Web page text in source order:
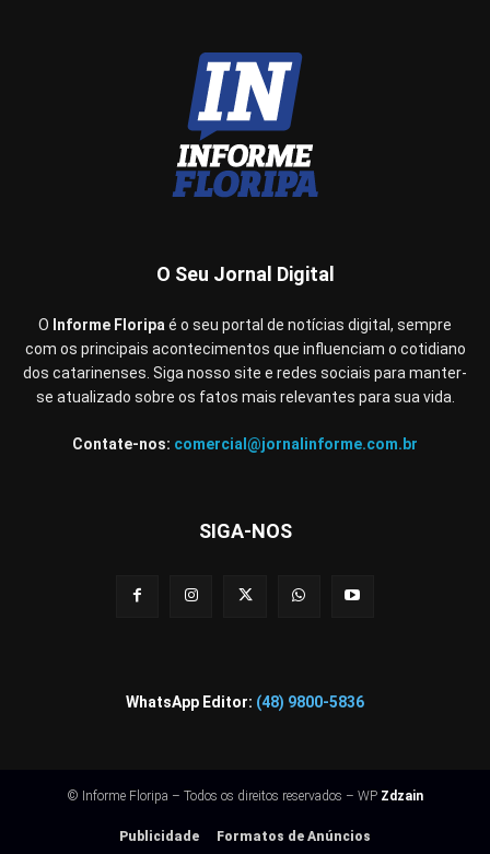
O Seu Jornal Digital
O Informe Floripa é o seu portal de notícias digital, sempre
com os principais acontecimentos que influenciam o cotidiano
dos catarinenses. Siga nosso site e redes sociais para manter-
se atualizado sobre os fatos mais relevantes para sua vida.
Contate-nos: comercial@jornalinforme.com.br
SIGA-NOS
WhatsApp Editor: (48) 9800-5836
© Informe Floripa – Todos os direitos reservados – WP Zdzain
Publicidade Formatos de Anúncios